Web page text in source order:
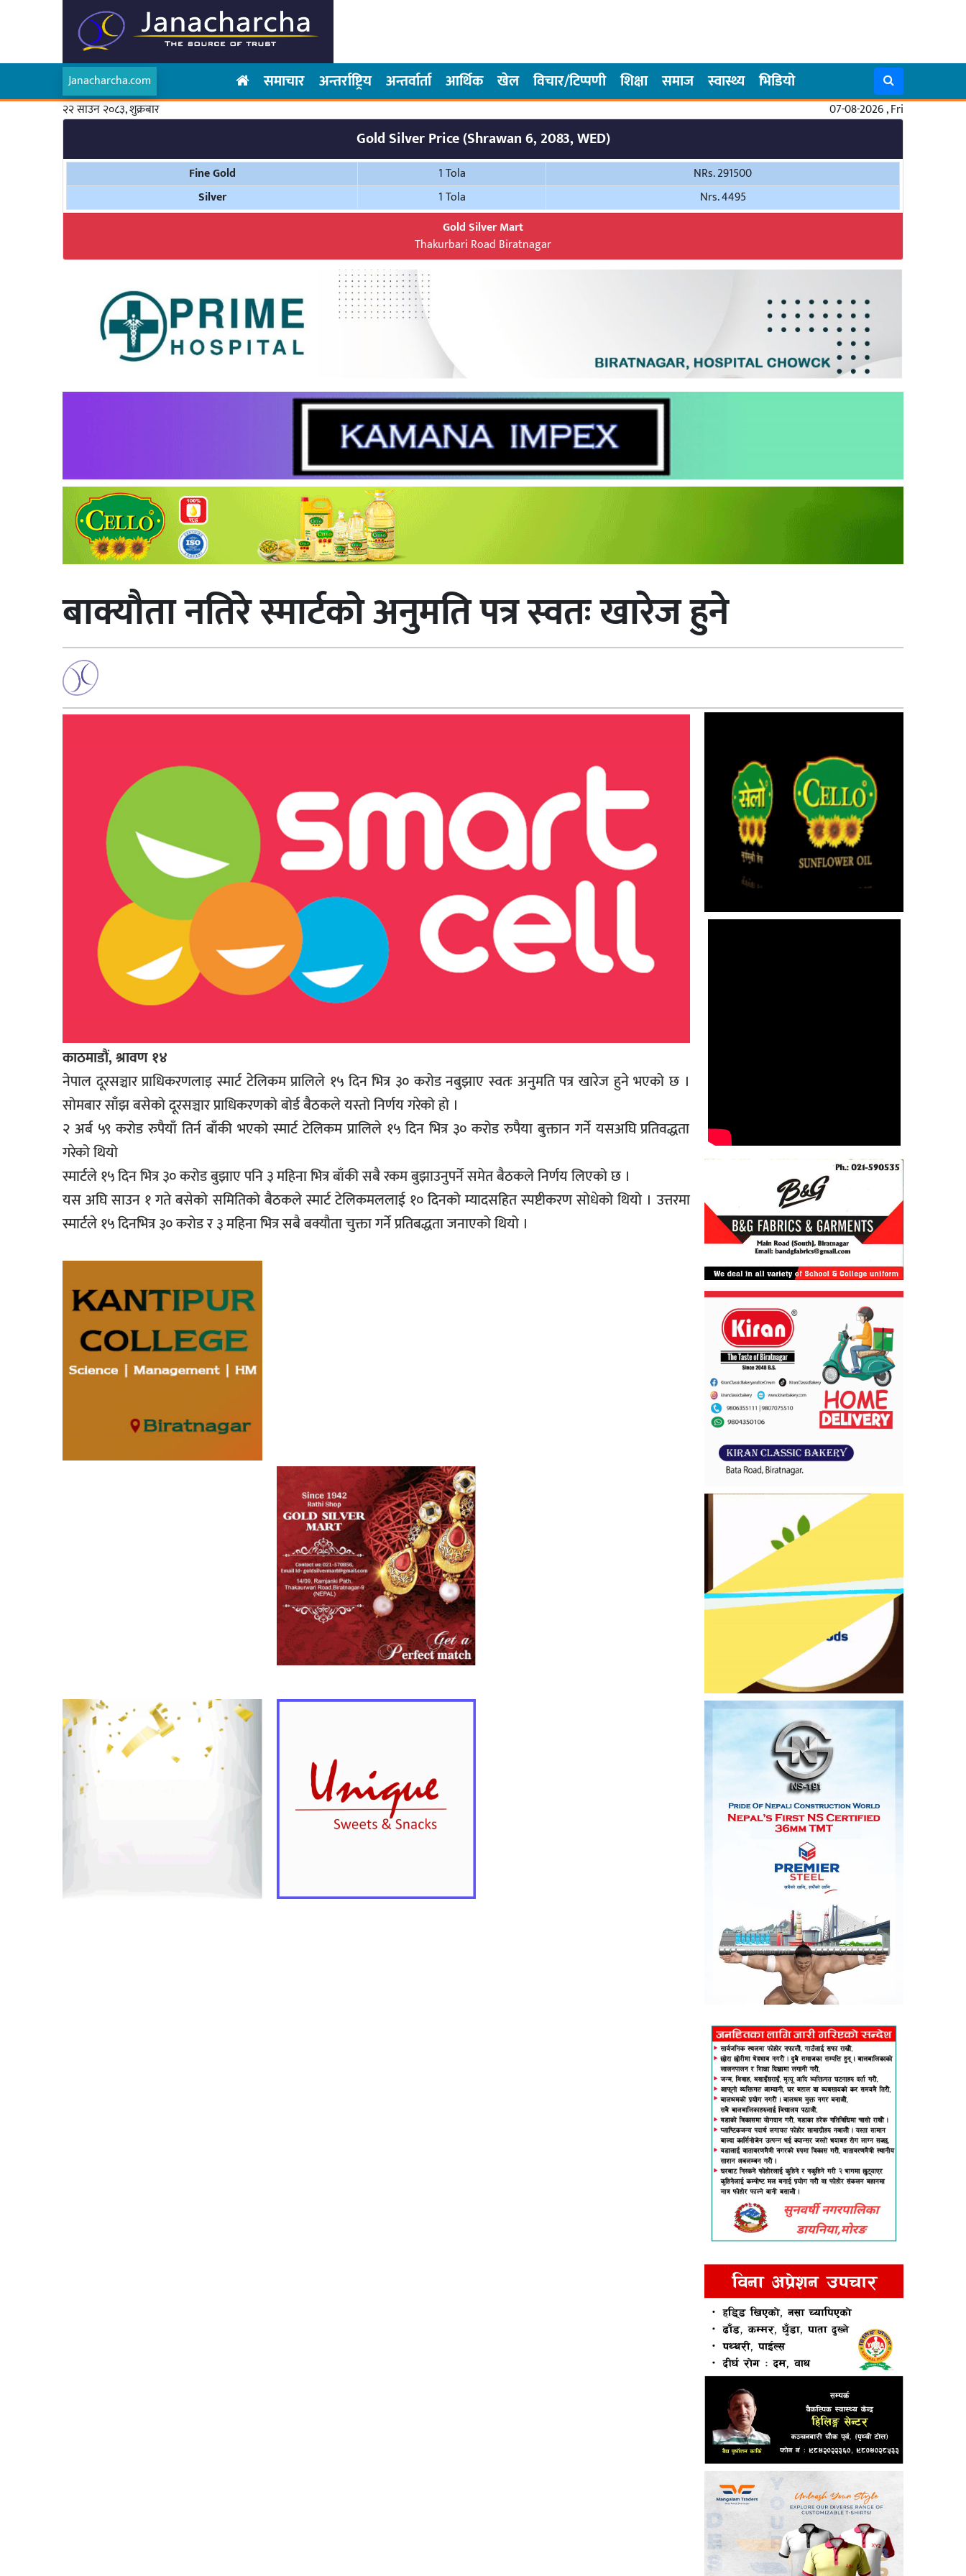
Janacharcha.com समाचार अन्तर्राष्ट्रिय अन्तर्वार्ता आर्थिक खेल विचार/टिप्पणी शिक्षा समाज स्वास्थ्य भिडियो
२२ साउन २०८३, शुक्रबार 07-08-2026 , Fri
Gold Silver Price (Shrawan 6, 2083, WED)
Fine Gold 1 Tola
NRs. 291500
Silver
1 Tola
Nrs. 4495
Gold Silver Mart
Thakurbari Road Biratnagar
बाक्यौता नतिरे स्मार्टको अनुमति पत्र स्वतः खारेज हुने
काठमाडौं, श्रावण १४
नेपाल दूरसञ्चार प्राधिकरणलाइ स्मार्ट टेलिकम प्रालिले १५ दिन भित्र ३० करोड नबुझाए स्वतः अनुमति पत्र खारेज हुने भएको छ ।
सोमबार साँझ बसेको दूरसञ्चार प्राधिकरणको बोर्ड बैठकले यस्तो निर्णय गरेको हो ।
२ अर्ब ५९ करोड रुपैयाँ तिर्न बाँकी भएको स्मार्ट टेलिकम प्रालिले १५ दिन भित्र ३० करोड रुपैया बुक्तान गर्ने यसअघि प्रतिवद्धता
गरेको थियो
स्मार्टले १५ दिन भित्र ३० करोड बुझाए पनि ३ महिना भित्र बाँकी सबै रकम बुझाउनुपर्ने समेत बैठकले निर्णय लिएको छ ।
यस अघि साउन १ गते बसेको समितिको बैठकले स्मार्ट टेलिकमललाई १० दिनको म्यादसहित स्पष्टीकरण सोधेको थियो । उत्तरमा
स्मार्टले १५ दिनभित्र ३० करोड र ३ महिना भित्र सबै बक्यौता चुक्ता गर्ने प्रतिबद्धता जनाएको थियो ।